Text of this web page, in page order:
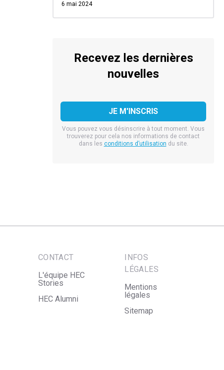
6 mai 2024
Recevez les dernières
nouvelles
Vous pouvez vous désinscrire à tout moment. Vous
trouverez pour cela nos informations de contact
dans les conditions d’utilisation du site.
CONTACT
L'équipe HEC
Stories
HEC Alumni
INFOS
LÉGALES
Mentions
légales
Sitemap